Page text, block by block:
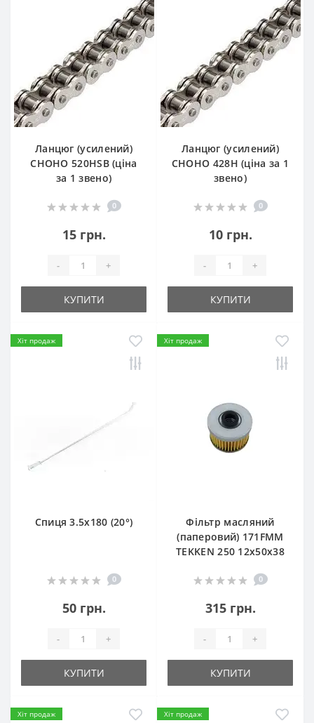
Ланцюг (усилений)
СHOHO 520HSB (ціна
за 1 звено)
0
15 грн.
- +
КУПИТИ
Ланцюг (усилений)
СHOHO 428H (ціна за 1
звено)
0
10 грн.
- +
КУПИТИ
Хіт продаж
Спиця 3.5х180 (20°)
0
50 грн.
- +
КУПИТИ
Хіт продаж
Фільтр масляний
(паперовий) 171FMM
TEKKEN 250 12х50х38
0
315 грн.
- +
КУПИТИ
Хіт продаж Хіт продаж